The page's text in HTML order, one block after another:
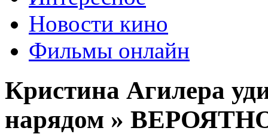
Новости кино
Фильмы онлайн
Кристина Агилера
нарядом »